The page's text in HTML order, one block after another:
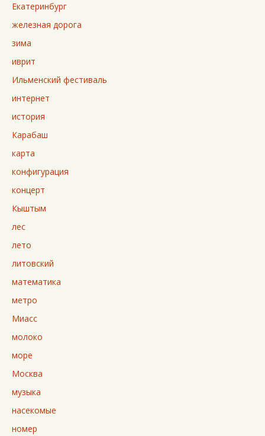
Екатеринбург
железная дорога
зима
иврит
Ильменский фестиваль
интернет
история
Карабаш
карта
конфигурация
концерт
Кыштым
лес
лето
литовский
математика
метро
Миасс
молоко
море
Москва
музыка
насекомые
номер